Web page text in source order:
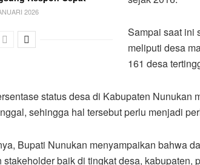
2026
Sampai saat ini
meliputi desa
161 desa
status desa di Kabupaten Nunukan
sehingga hal tersebut perlu menjadi
Bupati Nunukan menyampaikan bahwa
stakeholder baik di tingkat desa, kabupaten,